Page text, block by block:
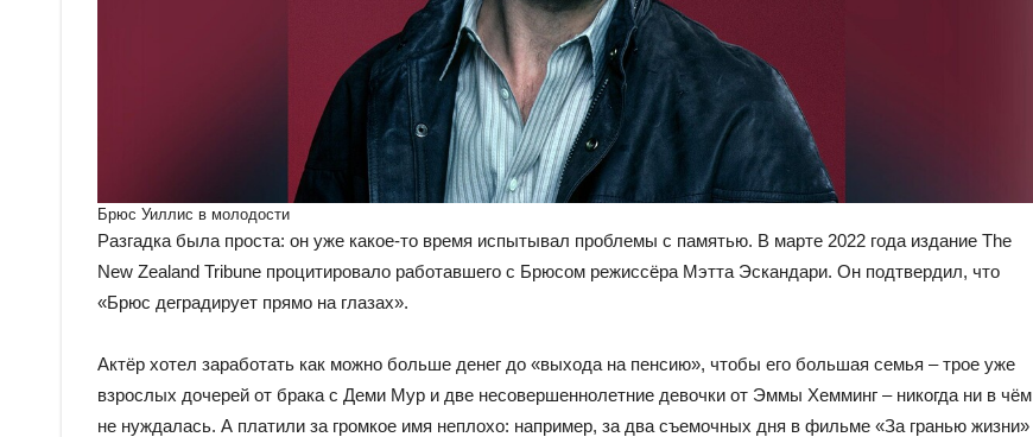
Брюс Уиллис в молодости
Разгадка была проста: он уже какое-то время испытывал проблемы с памятью. В марте 2022 года издание The
New Zealand Tribune процитировало работавшего с Брюсом режиссёра Мэтта Эскандари. Он подтвердил, что
«Брюс деградирует прямо на глазах».
Актёр хотел заработать как можно больше денег до «выхода на пенсию», чтобы его большая семья – трое уже
взрослых дочерей от брака с Деми Мур и две несовершеннолетние девочки от Эммы Хемминг – никогда ни в чём
не нуждалась. А платили за громкое имя неплохо: например, за два съемочных дня в фильме «За гранью жизни»